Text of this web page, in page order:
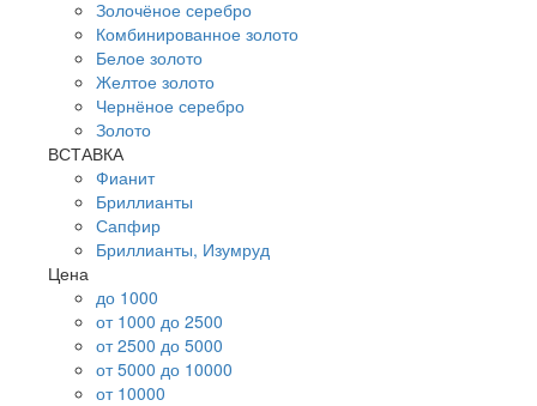
Золочёное серебро
Комбинированное золото
Белое золото
Желтое золото
Чернёное серебро
Золото
ВСТАВКА
Фианит
Бриллианты
Сапфир
Бриллианты, Изумруд
Цена
до 1000
от 1000 до 2500
от 2500 до 5000
от 5000 до 10000
от 10000